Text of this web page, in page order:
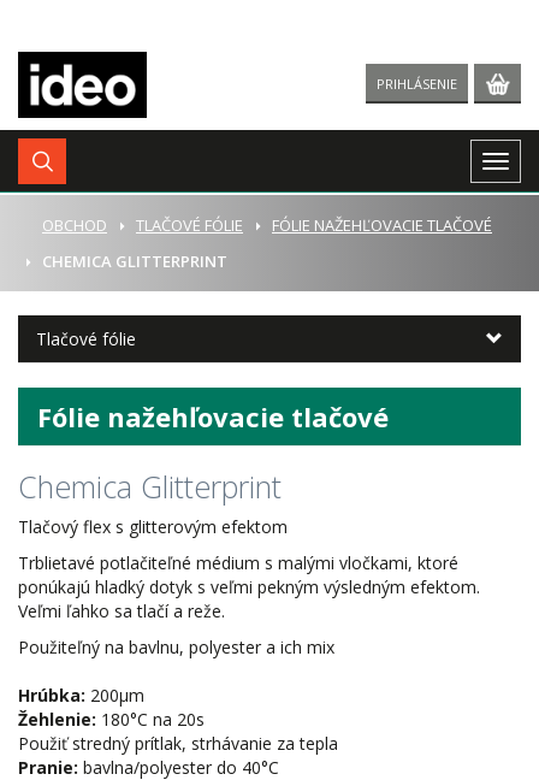
PRIHLÁSENIE
ÚVOD
OBCHOD TLAČOVÉ FÓLIE
FÓLIE NAŽEHĽOVACIE TLAČOVÉ
CHEMICA GLITTERPRINT
Tlačové fólie
Fólie nažehľovacie tlačové
Chemica Glitterprint
Tlačový flex s glitterovým efektom
Trblietavé potlačiteľné médium s malými vločkami, ktoré
ponúkajú hladký dotyk s veľmi pekným výsledným efektom.
Veľmi ľahko sa tlačí a reže.
Použiteľný na bavlnu, polyester a ich mix
Hrúbka: 200μm
Žehlenie: 180°C na 20s
Použiť stredný prítlak, strhávanie za tepla
Pranie: bavlna/polyester do 40°C